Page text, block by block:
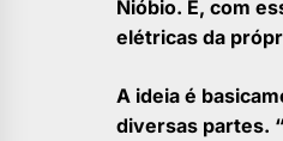
Nióbio. E, com
elétricas da
A ideia é
diversas partes.